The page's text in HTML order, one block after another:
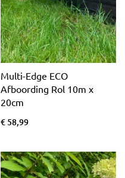
Multi-Edge ECO
Afboording Rol 10m x
20cm
€ 58,99